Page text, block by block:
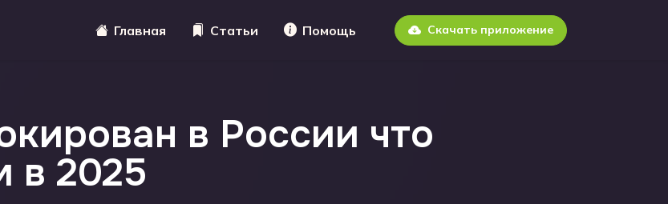
Главная Статьи Помощь Скачать приложение
в России что
в 2025